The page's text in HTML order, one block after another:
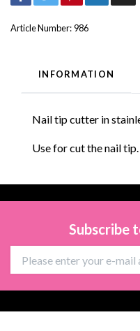
Article Number:986
INFORMATION
Nail tip cutter in
Use for cut the nail tip.
Subscribe